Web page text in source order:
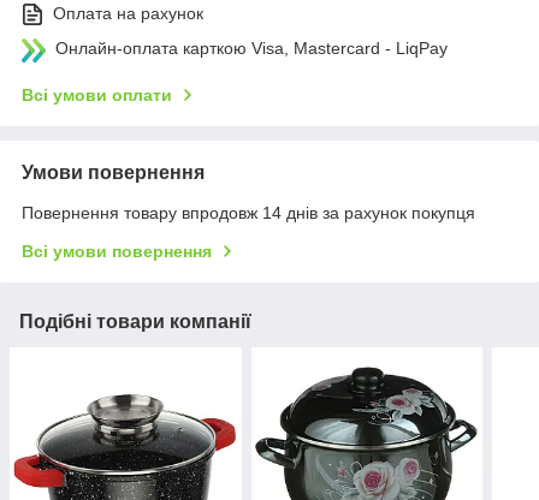
Оплата на рахунок
Онлайн-оплата карткою Visa, Mastercard - LiqPay
Всі умови оплати
Умови повернення
Повернення товару впродовж 14 днів за рахунок покупця
Всі умови повернення
Подібні товари компанії